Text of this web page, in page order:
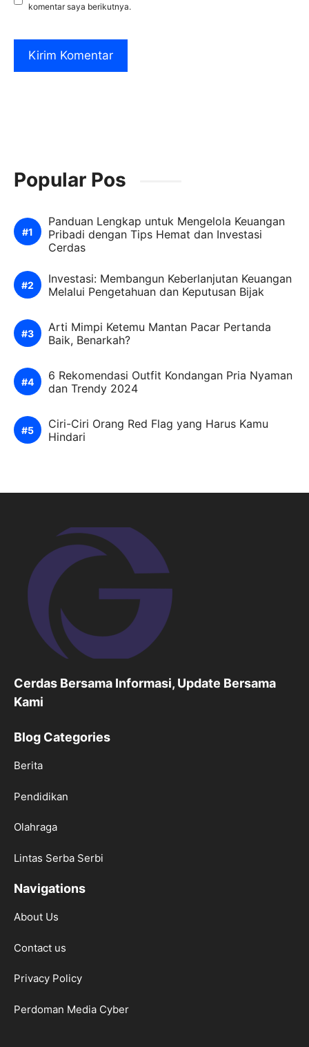
komentar saya berikutnya.
Popular Pos
Panduan Lengkap untuk Mengelola Keuangan
Pribadi dengan Tips Hemat dan Investasi
Cerdas
Investasi: Membangun Keberlanjutan Keuangan
Melalui Pengetahuan dan Keputusan Bijak
Arti Mimpi Ketemu Mantan Pacar Pertanda
Baik, Benarkah?
6 Rekomendasi Outfit Kondangan Pria Nyaman
dan Trendy 2024
Ciri-Ciri Orang Red Flag yang Harus Kamu
Hindari
Cerdas Bersama Informasi, Update Bersama
Kami
Blog Categories
Berita
Pendidikan
Olahraga
Lintas Serba Serbi
Navigations
About Us
Contact us
Privacy Policy
Perdoman Media Cyber